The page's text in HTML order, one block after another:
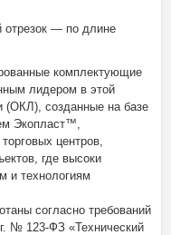
отрезок — по длине
комплектующие
лидером в этой
(ОКЛ), созданные на базе
Экопласт™,
центров,
где высоки
и технологиям
согласно требований
№ 123-ФЗ «Технический